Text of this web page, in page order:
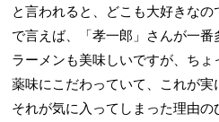
と言われると、どこも大好きな
で言えば、「孝一郎」さんが一番
ラーメンも美味しいですが、ち
薬味にこだわっていて、これが実
それが気に入ってしまった理由の